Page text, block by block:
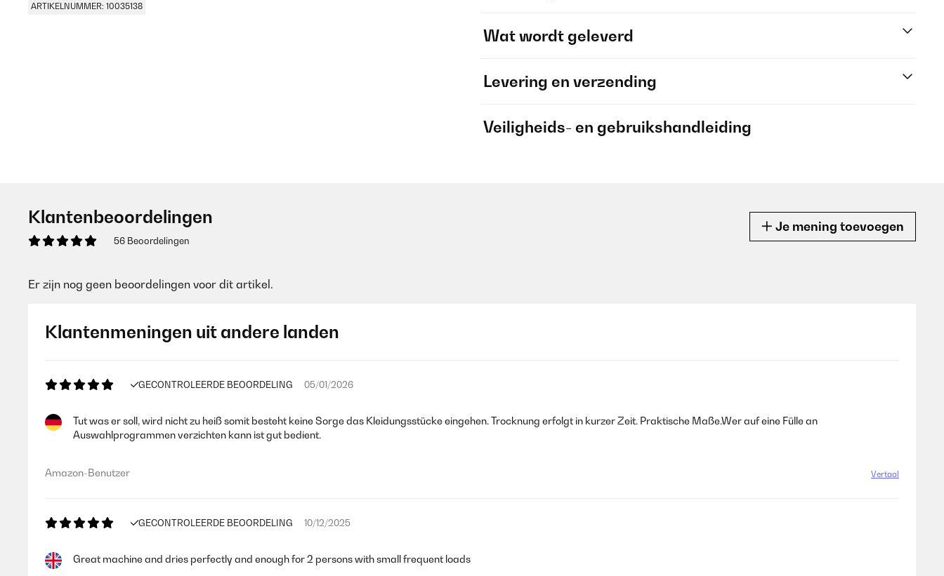
ARTIKELNUMMER: 10035138
Wat wordt geleverd
Levering en verzending
Veiligheids- en gebruikshandleiding
Klantenbeoordelingen
56 Beoordelingen
Je mening toevoegen
Er zijn nog geen beoordelingen voor dit artikel.
Klantenmeningen uit andere landen
GECONTROLEERDE BEOORDELING 05/01/2026
Tut was er soll, wird nicht zu heiß somit besteht keine Sorge das Kleidungsstücke eingehen. Trocknung erfolgt in kurzer Zeit. Praktische Maße.Wer auf eine Fülle an
Auswahlprogrammen verzichten kann ist gut bedient.
Amazon-Benutzer Vertaal
GECONTROLEERDE BEOORDELING 10/12/2025
Great machine and dries perfectly and enough for 2 persons with small frequent loads